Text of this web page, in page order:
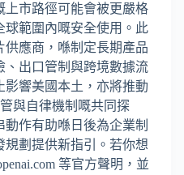
上市路徑可能會被更嚴格
球範圍內嘅安全使用。此
應商，喺制定長期產品
、出口管制與跨境數據流
影響美國本土，亦將推動
與自律機制嘅共同探
作有助喺日後為企業制
規劃提供新指引。若你想
等官方聲明，並